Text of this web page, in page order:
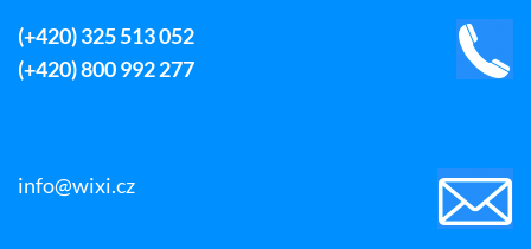
(+420) 325 513 052
(+420) 800 992 277
info@wixi.cz